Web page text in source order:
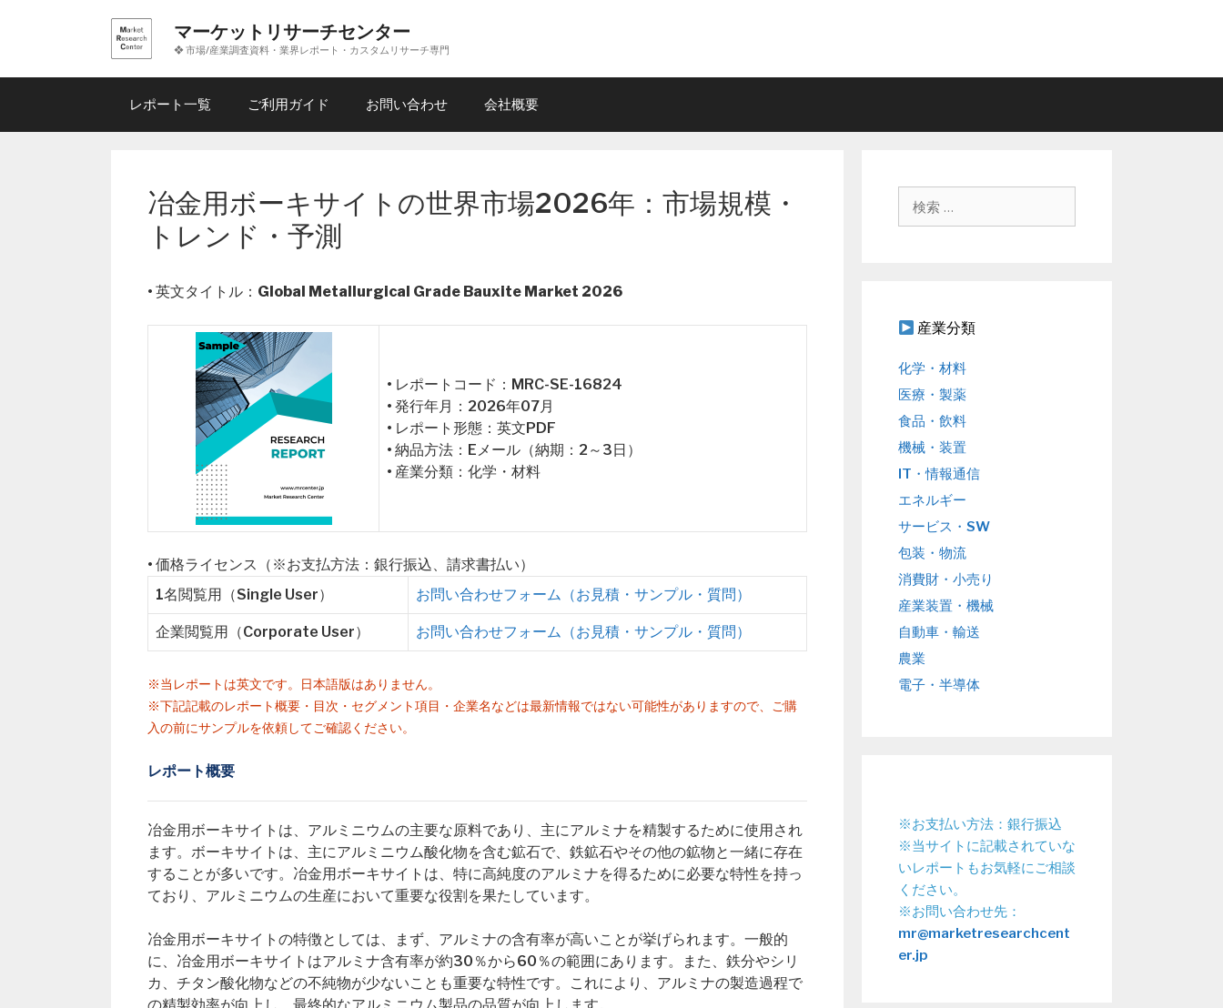
ン
マーケットリサーチセンター
❖ 市場/産業調査資料・業界レポート・カスタムリサーチ専門
レポート一覧 ご利用ガイド お問い合わせ 会社概要
冶金用ボーキサイトの世界市場2026年：市場規模・
トレンド・予測
• 英文タイトル： Global Metallurgical Grade Bauxite Market 2026
• レポートコード：MRC-SE-16824
• 発行年月：2026年07月
• レポート形態：英文PDF
• 納品方法：Eメール（納期：2～3日）
• 産業分類：化学・材料
• 価格ライセンス（※お支払方法：銀行振込、請求書払い）
1名閲覧用（Single User）
お問い合わせフォーム（お見積・サンプル・質問）
企業閲覧用（Corporate User） お問い合わせフォーム（お見積・サンプル・質問）
※当レポートは英文です。日本語版はありません。
※下記記載のレポート概要・目次・セグメント項目・企業名などは最新情報ではない可能性がありますので、ご購
入の前にサンプルを依頼してご確認ください。
レポート概要
冶金用ボーキサイトは、アルミニウムの主要な原料であり、主にアルミナを精製するために使用され
ます。ボーキサイトは、主にアルミニウム酸化物を含む鉱石で、鉄鉱石やその他の鉱物と一緒に存在
することが多いです。冶金用ボーキサイトは、特に高純度のアルミナを得るために必要な特性を持っ
ており、アルミニウムの生産において重要な役割を果たしています。
冶金用ボーキサイトの特徴としては、まず、アルミナの含有率が高いことが挙げられます。一般的
に、冶金用ボーキサイトはアルミナ含有率が約30％から60％の範囲にあります。また、鉄分やシリ
カ、チタン酸化物などの不純物が少ないことも重要な特性です。これにより、アルミナの製造過程で
産業分類
化学・材料
医療・製薬
食品・飲料
機械・装置
IT・情報通信
エネルギー
サービス・SW
包装・物流
消費財・小売り
産業装置・機械
自動車・輸送
農業
電子・半導体
※お支払い方法：銀行振込
※当サイトに記載されていな
いレポートもお気軽にご相談
ください。
※お問い合わせ先：
mr@marketresearchcent
er.jp